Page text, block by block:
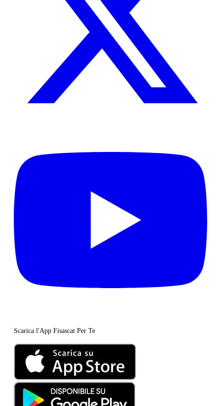
Scarica l'App Fisascat Per Te